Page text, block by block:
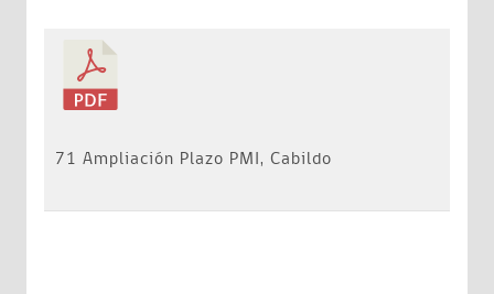
71 Ampliación Plazo PMI, Cabildo